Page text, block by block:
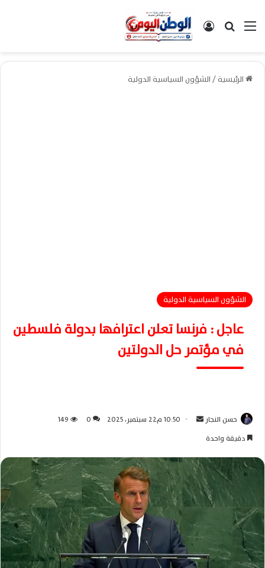
القائمةبحث عن تسجيل الدخول
الرئيسية/الشؤون السياسية الدولية
الشؤون السياسية الدولية
عاجل : فرنسا تعلن اعترافها بدولة فلسطين
في مؤتمر حل الدولتين
حسن النجار
ل
ب
ر
ي
ل
10:50 م22 سبتمبر، 2025 0
149
دقيقة واحدة